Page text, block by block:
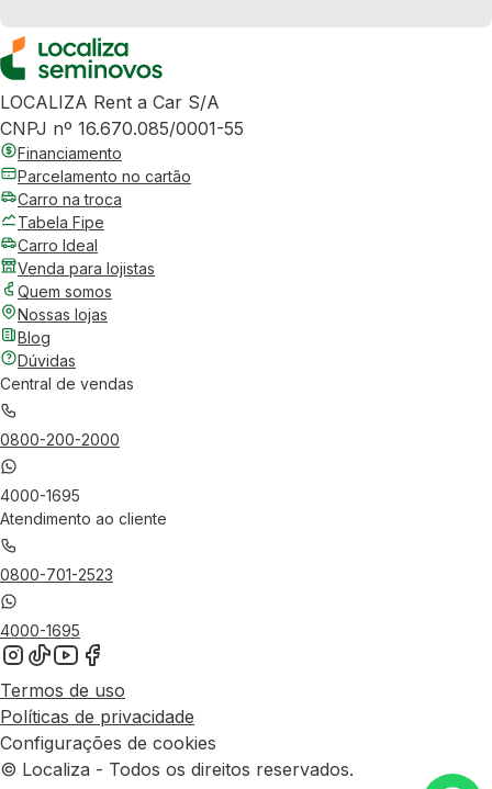
LOCALIZA Rent a Car S/A
CNPJ nº 16.670.085/0001-55
Financiamento
Parcelamento no cartão
Carro na troca
Tabela Fipe
Carro Ideal
Venda para lojistas
Quem somos
Nossas lojas
Blog
Dúvidas
Central de vendas
0800-200-2000
4000-1695
Atendimento ao cliente
0800-701-2523
4000-1695
Termos de uso
Políticas de privacidade
Configurações de cookies
© Localiza - Todos os direitos reservados.